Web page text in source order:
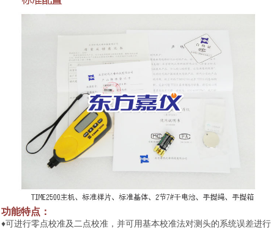
功能特点：
♦可进行零点校准及二点校准， 并可用基本校准法对测头的系统误差进行